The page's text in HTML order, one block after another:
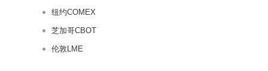
纽约COMEX
芝加哥CBOT
伦敦LME